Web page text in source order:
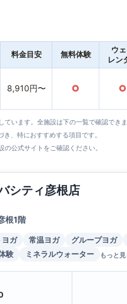
料金目安 無料体験
ウ
レン
8,910円〜 ○ ○
います。全施設は下の一覧で確認できま
、特におすすめする項目です。
公式サイトをご確認ください。
シティ彦根店
根1階
ヨガ 常温ヨガ グループヨガ
験 ミネラルウォーター もっと見